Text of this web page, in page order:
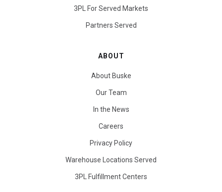
3PL For Served Markets
Partners Served
ABOUT
About Buske
Our Team
In the News
Careers
Privacy Policy
Warehouse Locations Served
3PL Fulfillment Centers